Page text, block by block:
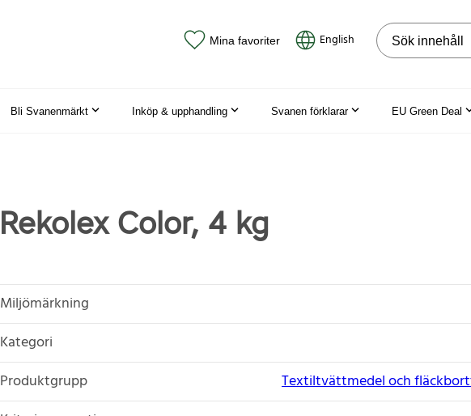
Mina favoriter English Sök på
Bli Svanenmärkt Inköp & upphandling Svanen förklarar EU Green Deal
Rekolex Color, 4 kg
Miljömärkning
Kategori
Produktgrupp
Textiltvättmedel och